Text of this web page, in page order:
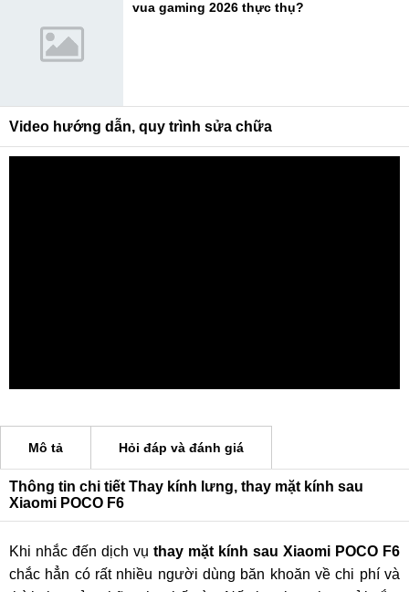
vua gaming 2026 thực thụ?
Video hướng dẫn, quy trình sửa chữa
Mô tả Hỏi đáp và đánh giá
Thông tin chi tiết Thay kính lưng, thay mặt kính sau
Xiaomi POCO F6
Khi nhắc đến dịch vụ thay mặt kính sau Xiaomi POCO F6
chắc hẳn có rất nhiều người dùng băn khoăn về chi phí và